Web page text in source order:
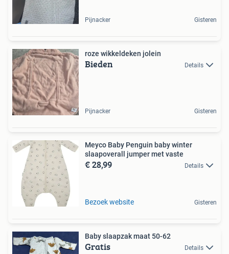
Pijnacker Gisteren
roze wikkeldeken jolein
Bieden Details
Pijnacker Gisteren
Meyco Baby Penguin baby winter
slaapoverall jumper met vaste
€ 28,99 Details
Bezoek website Gisteren
Baby slaapzak maat 50-62
Gratis Details